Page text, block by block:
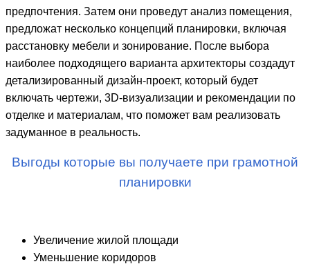
предпочтения. Затем они проведут анализ помещения,
предложат несколько концепций планировки, включая
расстановку мебели и зонирование. После выбора
наиболее подходящего варианта архитекторы создадут
детализированный дизайн-проект, который будет
включать чертежи, 3D-визуализации и рекомендации по
отделке и материалам, что поможет вам реализовать
задуманное в реальность.
Выгоды которые вы получаете при грамотной
планировки
Увеличение жилой площади
Уменьшение коридоров